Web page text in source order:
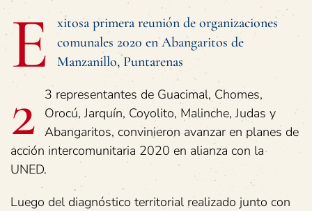
E
xitosa primera reunión de organizaciones
comunales 2020 en Abangaritos de
Manzanillo, Puntarenas
2
3 representantes de Guacimal, Chomes,
Orocú, Jarquín, Coyolito, Malinche, Judas y
Abangaritos, convinieron avanzar en planes de
acción intercomunitaria 2020 en alianza con la
UNED.
Luego del diagnóstico territorial realizado junto con